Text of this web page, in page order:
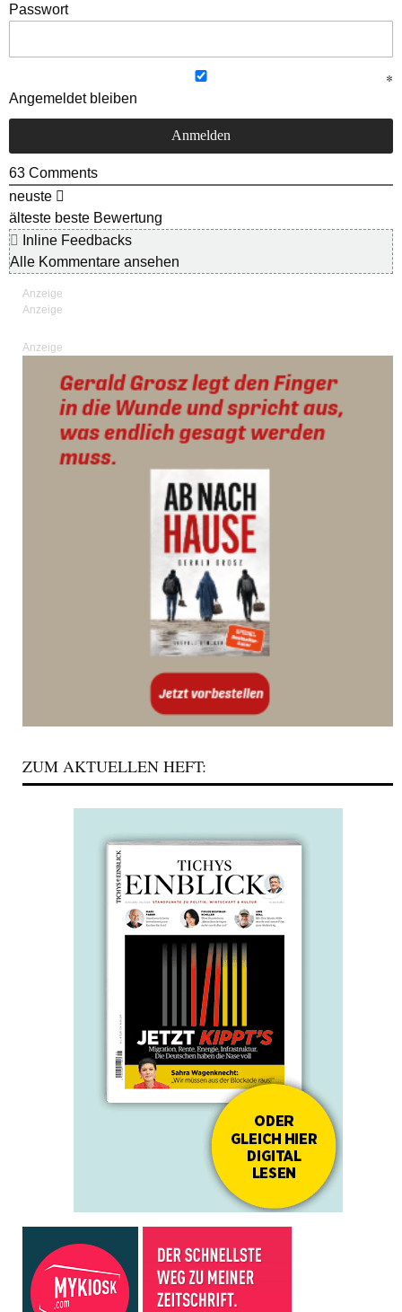
Passwort
Angemeldet bleiben
63 Comments
neuste
älteste beste Bewertung
Inline Feedbacks
Alle Kommentare ansehen
Anzeige
ZUM AKTUELLEN HEFT: